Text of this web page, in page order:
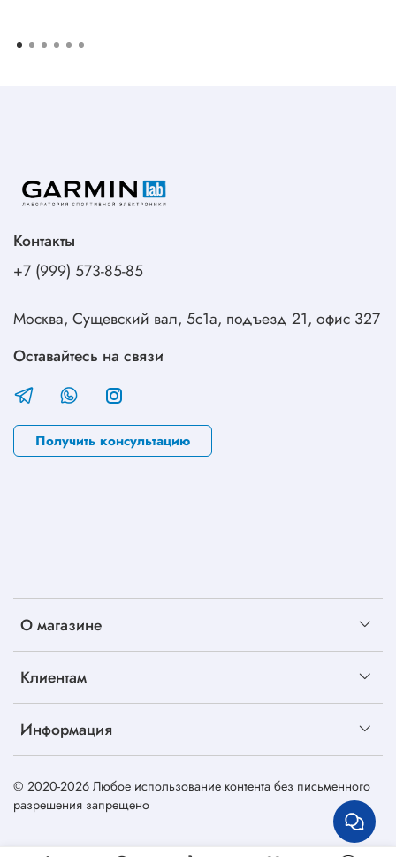
О магазине
Клиентам
Информация
Контакты
+7 (999) 573-85-85
Москва, Сущевский вал, 5с1а, подъезд 21, офис 327
Оставайтесь на связи
Получить консультацию
© 2020-2026 Любое использование контента без письменного
разрешения запрещено